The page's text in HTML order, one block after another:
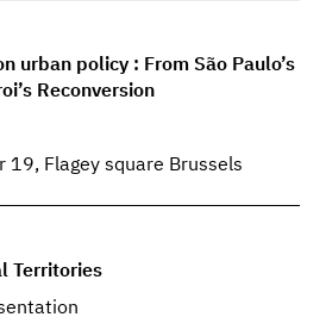
urban policy : From São Paulo’s
Reconversion
19, Flagey square Brussels
Territories